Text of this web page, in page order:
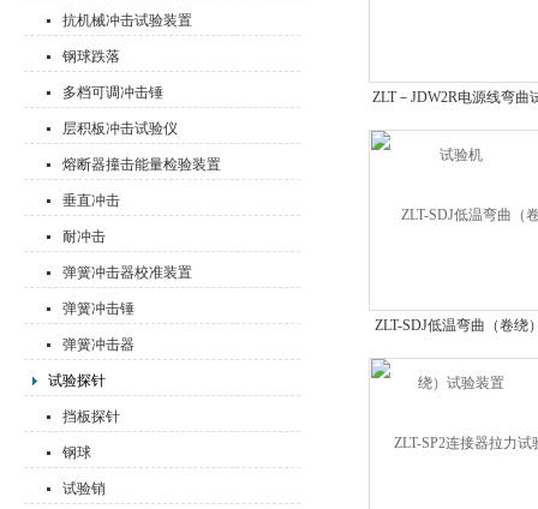
抗机械冲击试验装置
钢球跌落
多档可调冲击锤
层积板冲击试验仪
熔断器撞击能量检验装置
垂直冲击
耐冲击
弹簧冲击器校准装置
弹簧冲击锤
弹簧冲击器
试验探针
挡板探针
钢球
试验销
ZLT－JDW2R电源线弯曲
验机
ZLT-SDJ低温弯曲（卷绕
试验装置